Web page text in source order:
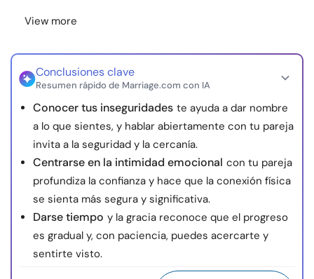
View more
Conclusiones clave
Resumen rápido de Marriage.com con IA
Conocer tus inseguridades te ayuda a dar nombre
a lo que sientes, y hablar abiertamente con tu pareja
invita a la seguridad y la cercanía.
Centrarse en la intimidad emocional con tu pareja
profundiza la confianza y hace que la conexión física
se sienta más segura y significativa.
Darse tiempo y la gracia reconoce que el progreso
es gradual y, con paciencia, puedes acercarte y
sentirte visto.